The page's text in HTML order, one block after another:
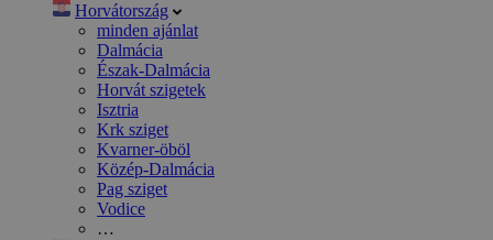
Horvátország
minden ajánlat
Dalmácia
Észak-Dalmácia
Horvát szigetek
Isztria
Krk sziget
Kvarner-öböl
Közép-Dalmácia
Pag sziget
Vodice
…